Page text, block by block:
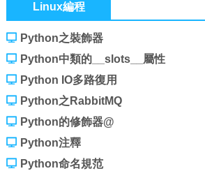
Linux編程
Python之裝飾器
Python中類的__slots__屬性
Python IO多路復用
Python之RabbitMQ
Python的修飾器@
Python注釋
Python命名規范